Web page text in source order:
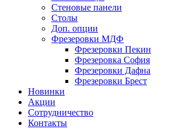
Стеновые панели
Столы
Доп. опции
Фрезеровки МДФ
Фрезеровки Пекин
Фрезеровка София
Фрезеровки Дафна
Фрезеровки Брест
Новинки
Акции
Сотрудничество
Контакты